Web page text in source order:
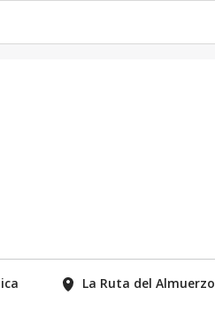
La Ruta del Almuerzo